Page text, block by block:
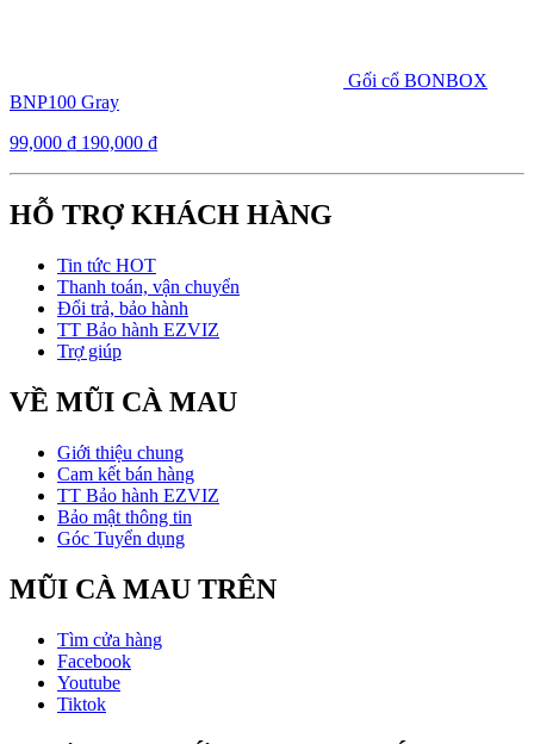
Gối cổ BONBOX
BNP100 Gray
99,000 ₫ 190,000 ₫
HỖ TRỢ KHÁCH HÀNG
Tin tức HOT
Thanh toán, vận chuyển
Đổi trả, bảo hành
TT Bảo hành EZVIZ
Trợ giúp
VỀ MŨI CÀ MAU
Giới thiệu chung
Cam kết bán hàng
TT Bảo hành EZVIZ
Bảo mật thông tin
Góc Tuyển dụng
MŨI CÀ MAU TRÊN
Tìm cửa hàng
Facebook
Youtube
Tiktok